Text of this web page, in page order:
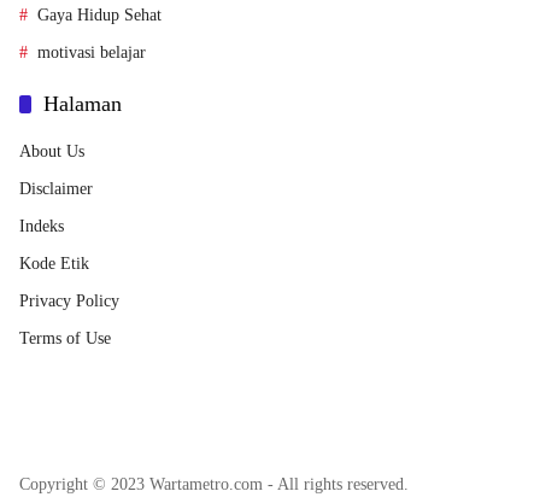
Gaya Hidup Sehat
motivasi belajar
Halaman
About Us
Disclaimer
Indeks
Kode Etik
Privacy Policy
Terms of Use
Copyright © 2023 Wartametro.com - All rights reserved.